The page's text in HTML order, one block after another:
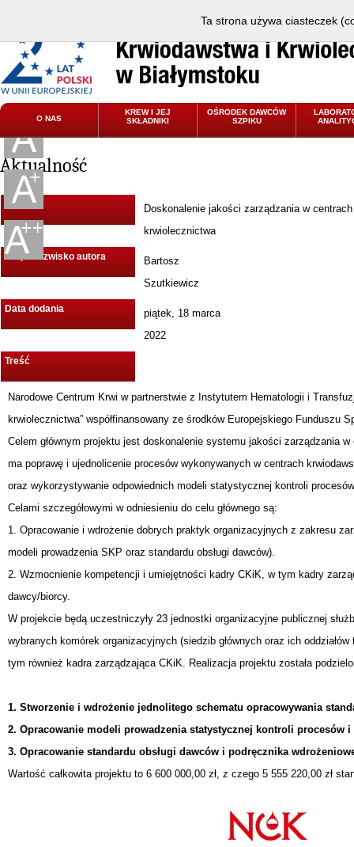
O NAS
KREW I JEJ
SKŁADNIKI
OŚRODEK DAWCÓW
SZPIKU
Aktualność
Tytuł
Doskonalenie jakości zarządzania w
krwiolecznictwa
Imię i Nazwisko autora
Bartosz
Szutkiewicz
Data dodania
piątek, 18 marca
2022
Treść
Narodowe Centrum Krwi w partnerstwie z Instytutem Hematologii i
krwiolecznictwa” współfinansowany ze środków Europejskiego Funduszu
Celem głównym projektu jest doskonalenie systemu jakości zarządzania
ma poprawę i ujednolicenie procesów wykonywanych w centrach
oraz wykorzystywanie odpowiednich modeli statystycznej kontroli
Celami szczegółowymi w odniesieniu do celu głównego są:
1. Opracowanie i wdrożenie dobrych praktyk organizacyjnych z zakresu
modeli prowadzenia SKP oraz standardu obsługi dawców).
2. Wzmocnienie kompetencji i umiejętności kadry CKiK, w tym kadry
dawcy/biorcy.
W projekcie będą uczestniczyły 23 jednostki organizacyjne publicznej
wybranych komórek organizacyjnych (siedzib głównych oraz ich
tym również kadra zarządzająca CKiK. Realizacja projektu została
1. Stworzenie i wdrożenie jednolitego schematu opracowywania
2. Opracowanie modeli prowadzenia statystycznej kontroli procesów
3. Opracowanie standardu obsługi dawców i podręcznika
Wartość całkowita projektu to 6 600 000,00 zł, z czego 5 555 220,00 zł
Ta strona używa ciasteczek